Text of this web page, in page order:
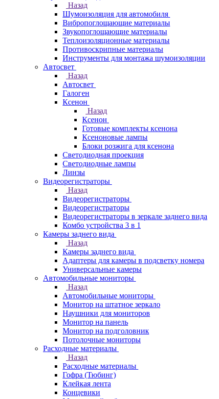
Назад
Шумоизоляция для автомобиля
Вибропоглощающие материалы
Звукопоглощающие материалы
Теплоизоляционные материалы
Противоскрипные материалы
Инструменты для монтажа шумоизоляции
Автосвет
Назад
Автосвет
Галоген
Ксенон
Назад
Ксенон
Готовые комплекты ксенона
Ксеноновые лампы
Блоки розжига для ксенона
Светодиодная проекция
Светодиодные лампы
Линзы
Видеорегистраторы
Назад
Видеорегистраторы
Видеорегистраторы
Видеорегистраторы в зеркале заднего вида
Комбо устройства 3 в 1
Камеры заднего вида
Назад
Камеры заднего вида
Адаптеры для камеры в подсветку номера
Универсальные камеры
Автомобильные мониторы
Назад
Автомобильные мониторы
Монитор на штатное зеркало
Наушники для мониторов
Монитор на панель
Монитор на подголовник
Потолочные мониторы
Расходные материалы
Назад
Расходные материалы
Гофра (Тюбинг)
Клейкая лента
Концевики